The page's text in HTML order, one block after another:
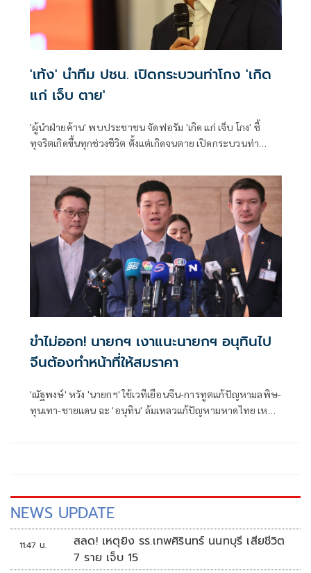
'เท้ง' นำทีม ปชน. เปิดกระบวนท่าโกง 'เกิด
แก่ เจ็บ ตาย'
'ผู้นำฝ่ายค้าน' พบประชาชน จัดฟอรัม 'เกิด แก่ เจ็บ โกง' ชี้
ทุจริตเกิดขึ้นทุกช่วงชีวิต ตั้งแต่เกิดจนตาย เปิดกระบวนท่า
ขำไม่ออก! นายกฯ เงาแนะนายกฯ อนุทินไป
จีนต้องทำหน้าที่ให้สมราคา
'ณัฐพงษ์' หวัง 'นายกฯ' ใช้เวทีเยือนจีน-การทูตแก้ปัญหามลพิษ-
ทุนเทา-ชายแดน ฉะ 'อนุทิน' ล้มเหลวแก้ปัญหามหาดไทย เหน็บ
NEWS UPDATE
11:47 น.
สลด! เหตุยิง รร.เทพศิรินทร์ นนทบุรี เสียชีวิต
7 ราย เจ็บ 15